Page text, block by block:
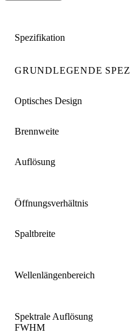
Spezifikation
GRUNDLEGENDE
Optisches Design
Brennweite
Auflösung
Öffnungsverhältnis
Spaltbreite
Wellenlängenbereich
Spektrale Auflösung
FWHM